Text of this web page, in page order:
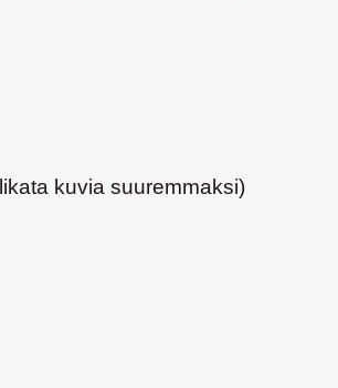
kuvia suuremmaksi)